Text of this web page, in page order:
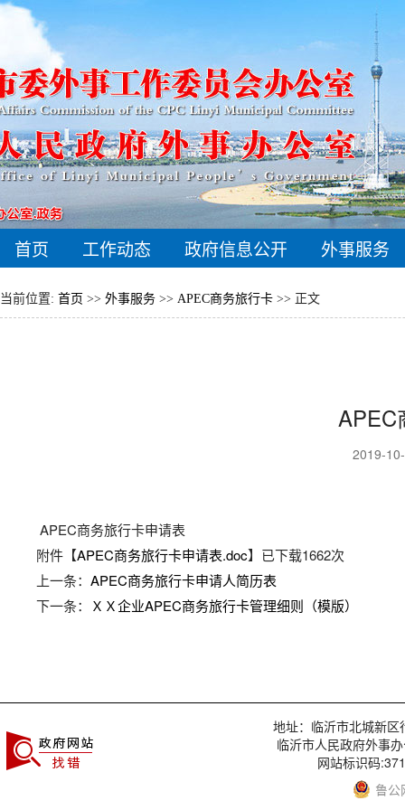
首页 工作动态 政府信息公开 外事服务
当前位置: 首页 >> 外事服务 >> APEC商务旅行卡 >> 正文
APEC
2019-
APEC商务旅行卡申请表
附件【APEC商务旅行卡申请表.doc】已下载1662次
上一条： APEC商务旅行卡申请人简历表
下一条：
ＸＸ企业APEC商务旅行卡管理细则（模版）
地址：临沂市北城新
临沂市人民政府外事
网站标识码
鲁公